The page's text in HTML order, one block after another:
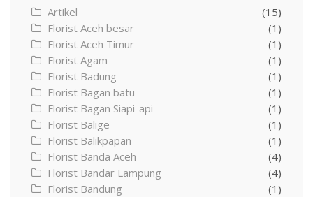
Artikel
(15)
Florist Aceh besar
(1)
Florist Aceh Timur
(1)
Florist Agam
(1)
Florist Badung
(1)
Florist Bagan batu
(1)
Florist Bagan Siapi-api
(1)
Florist Balige
(1)
Florist Balikpapan
(1)
Florist Banda Aceh
(4)
Florist Bandar Lampung
(4)
Florist Bandung
(1)